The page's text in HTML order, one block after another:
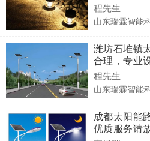
程先生
山东瑞霖智能
潍坊石堆镇
合理，专业
程先生
山东瑞霖智能
成都太阳能
优质服务请